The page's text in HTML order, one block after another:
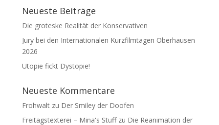
Neueste Beiträge
Die groteske Realität der Konservativen
Jury bei den Internationalen Kurzfilmtagen Oberhausen
2026
Utopie fickt Dystopie!
Neueste Kommentare
Frohwaltzu Der Smiley der Doofen
Freitagstexterei – Mina's Stuffzu Die Reanimation der